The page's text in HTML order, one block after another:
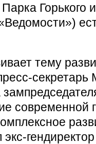
Горького
тему
секретарь
современной